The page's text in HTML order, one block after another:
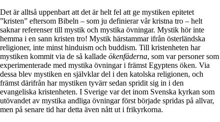
Det är alltså uppenbart att det är helt fel att ge mystiken epitetet
”kristen” eftersom Bibeln – som ju definierar vår kristna tro – helt
saknar referenser till mystik och mystika övningar. Mystik hör inte
hemma i en sann kristen tro! Mystik härstammar ifrån österländska
religioner, inte minst hinduism och buddism. Till kristenheten har
mystiken kommit via de så kallade ökenfäderna, som var personer som
experimenterade med mystika övningar i främst Egyptens öken. Via
dessa blev mystiken en självklar del i den katolska religionen, och
främst därifrån har mystiken tyvärr sedan spridit sig in i den
evangeliska kristenheten. I Sverige var det inom Svenska kyrkan som
utövandet av mystika andliga övningar först började spridas på allvar,
men på senare tid har detta även nått ut i frikyrkorna.